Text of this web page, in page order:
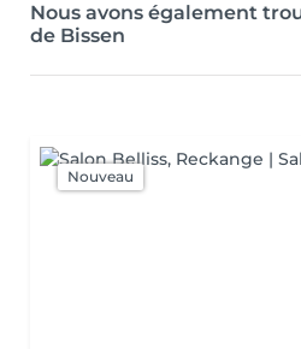
Nous avons également
de Bissen
Nouveau